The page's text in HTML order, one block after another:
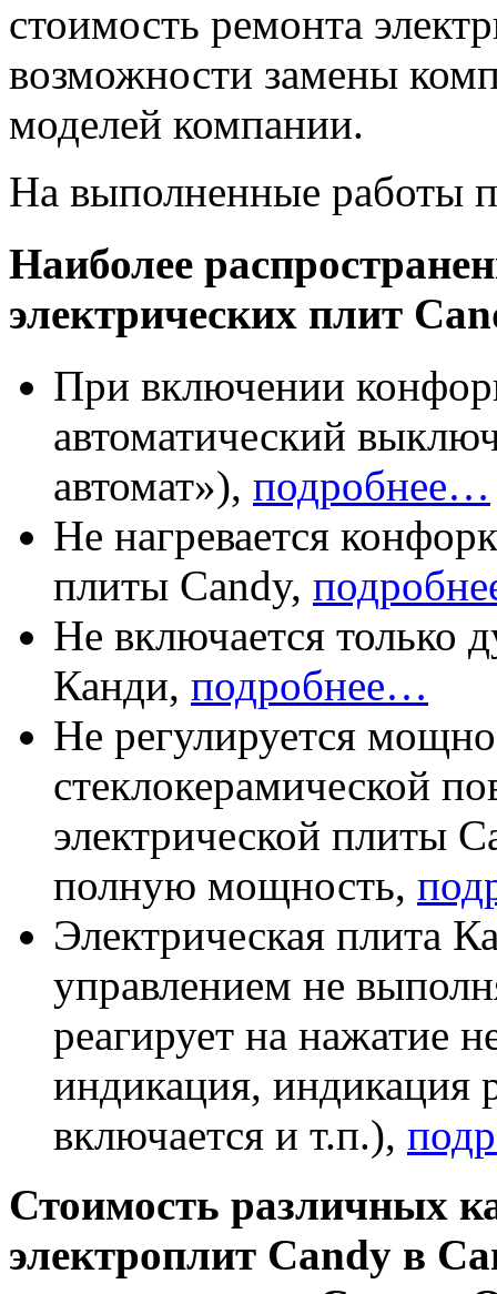
стоимость ремонта
возможности замены
моделей компании.
На выполненные работы
Наиболее
электрических плит
При включении
автоматический
автомат»), подробнее…
Не нагревается
плиты Candy,
Не включается только
Канди, подробнее…
Не регулируется
стеклокерамической
электрической плиты
полную мощность,
Электрическая плита
управлением не
реагирует на нажатие
индикация, индикация
включается и т.п.),
Стоимость различных
электроплит Candy в